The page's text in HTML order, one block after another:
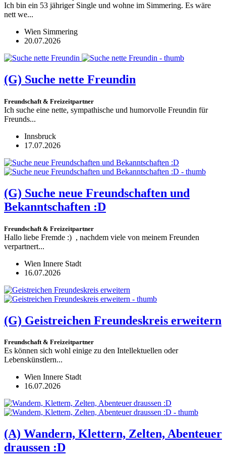
Ich bin ein 53 jähriger Single und wohne im Simmering. Es wäre
nett we...
Wien Simmering
20.07.2026
(G) Suche nette Freundin
Freundschaft & Freizeitpartner
Ich suche eine nette, sympathische und humorvolle Freundin für
Freunds...
Innsbruck
17.07.2026
(G) Suche neue Freundschaften und
Bekanntschaften :D
Freundschaft & Freizeitpartner
Hallo liebe Fremde :) , nachdem viele von meinem Freunden
verpartnert...
Wien Innere Stadt
16.07.2026
(G) Geistreichen Freundeskreis erweitern
Freundschaft & Freizeitpartner
Es können sich wohl einige zu den Intellektuellen oder
Lebenskünstlern...
Wien Innere Stadt
16.07.2026
(A) Wandern, Klettern, Zelten, Abenteuer
draussen :D